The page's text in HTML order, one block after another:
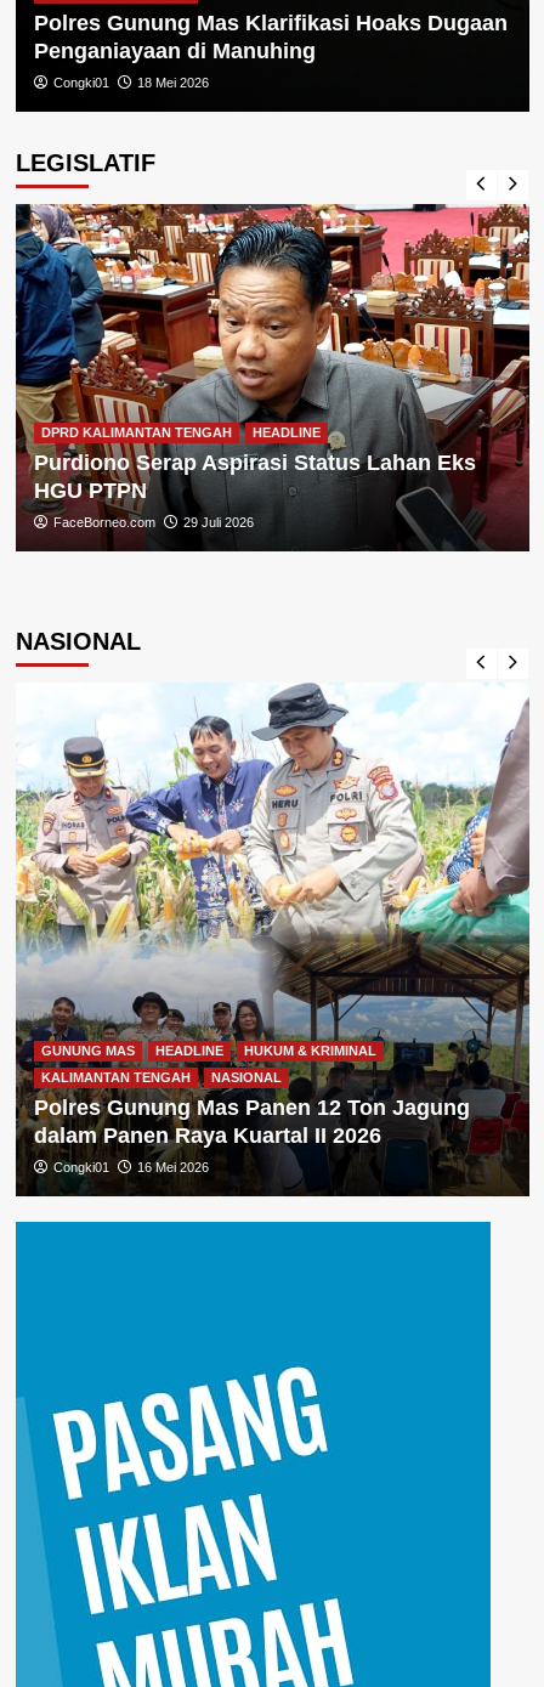
Polres Gunung Mas Klarifikasi Hoaks Dugaan
Penganiayaan di Manuhing
Congki01 18 Mei 2026
LEGISLATIF
DPRD KALIMANTAN TENGAH HEADLINE
Purdiono Serap Aspirasi Status Lahan Eks
HGU PTPN
FaceBorneo.com 29 Juli 2026
NASIONAL
GUNUNG MAS HEADLINE
HUKUM & KRIMINAL
KALIMANTAN TENGAH
NASIONAL
Polres Gunung Mas Panen 12 Ton Jagung
dalam Panen Raya Kuartal II 2026
Congki01 16 Mei 2026